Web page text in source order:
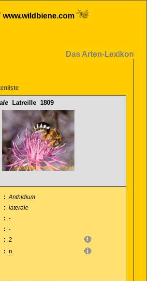
www.wildbiene.com
Das Arten-Lexikon
Latreille 1809
: Anthidium
: laterale
: -
: -
: 2
: n.